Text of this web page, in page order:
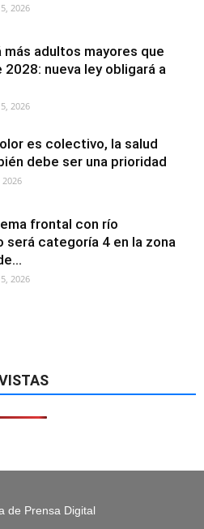
2026
más adultos mayores que
2028: nueva ley obligará a
2026
es colectivo, la salud
debe ser una prioridad
frontal con río
categoría 4 en la zona
2026